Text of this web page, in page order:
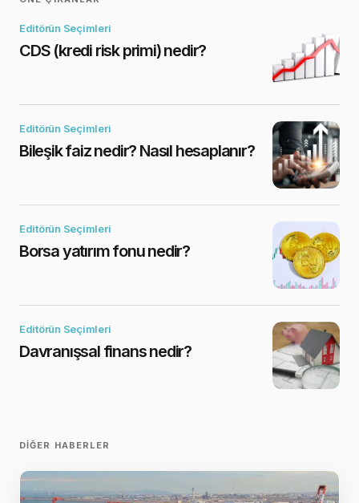
Editörün Seçimleri
CDS (kredi risk primi) nedir?
Editörün Seçimleri
Bileşik faiz nedir? Nasıl hesaplanır?
Editörün Seçimleri
Borsa yatırım fonu nedir?
Editörün Seçimleri
Davranışsal finans nedir?
DIĞER HABERLER